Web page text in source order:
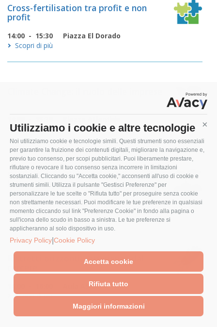
Utilizziamo i cookie e altre tecnologie
Noi utilizziamo cookie e tecnologie simili. Questi strumenti sono essenziali
per garantire la fruizione dei contenuti digitali, migliorare la navigazione e,
previo tuo consenso, per scopi pubblicitari. Puoi liberamente prestare,
rifiutare o revocare il tuo consenso senza incorrere in limitazioni
sostanziali. Cliccando su "Accetta cookie," acconsenti all'uso di cookie e
strumenti simili. Utilizza il pulsante "Gestisci Preferenze" per
personalizzare le tue scelte o "Rifiuta tutto" per proseguire senza cookie
non strettamente necessari. Puoi modificare le tue preferenze in qualsiasi
momento cliccando sul link "Preferenze Cookie" in fondo alla pagina o
sull'icona dello scudo in basso a sinistra. Le tue preferenze si
applicheranno al solo dispositivo in uso.
Privacy Policy Cookie Policy
Accetta cookie
Rifiuta tutto
Maggiori informazioni
Cross-fertilisation tra profit e non
profit
14:00 - 15:30
Piazza El Dorado
Scopri di più
Scopri di più
Economia circolare, dal riutilizzo alla
lotta allo spreco
14:00 - 16:00
Aula DB
Scopri di più
Ristretti orizzonti: esperienze dal
carcere
Aula AS03
Scopri di più